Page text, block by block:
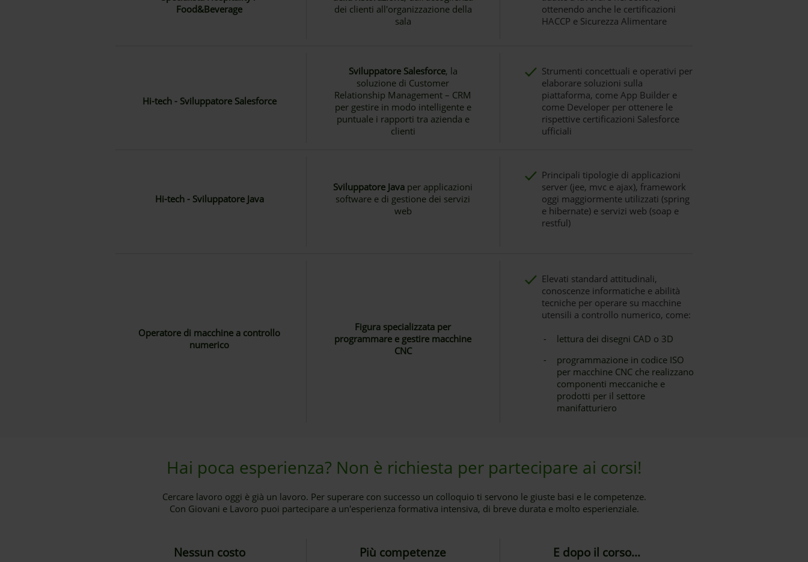
Food&Beverage
dei clienti all'organizzazione della
sala
ottenendo anche le certificazioni
HACCP e Sicurezza Alimentare
Hi-tech - Sviluppatore Salesforce
Sviluppatore Salesforce, la
soluzione di Customer
Relationship Management – CRM
per gestire in modo intelligente e
puntuale i rapporti tra azienda e
clienti
Strumenti concettuali e operativi per
elaborare soluzioni sulla
piattaforma, come App Builder e
come Developer per ottenere le
rispettive certificazioni Salesforce
ufficiali
Hi-tech - Sviluppatore Java
Sviluppatore Java per applicazioni
software e di gestione dei servizi
web
Principali tipologie di applicazioni
server (jee, mvc e ajax), framework
oggi maggiormente utilizzati (spring
e hibernate) e servizi web (soap e
restful)
Operatore di macchine a controllo
numerico
Figura specializzata per
programmare e gestire macchine
CNC
Elevati standard attitudinali,
conoscenze informatiche e abilità
tecniche per operare su macchine
utensili a controllo numerico, come:
-
lettura dei disegni CAD o 3D
-
programmazione in codice ISO
per macchine CNC che realizzano
componenti meccaniche e
prodotti per il settore
manifatturiero
Hai poca esperienza? Non è richiesta per partecipare ai corsi!
Cercare lavoro oggi è già un lavoro. Per superare con successo un colloquio ti servono le giuste basi e le competenze.
Con Giovani e Lavoro puoi partecipare a un'esperienza formativa intensiva, di breve durata e molto esperienziale.
Nessun costo
Più competenze
E dopo il corso...